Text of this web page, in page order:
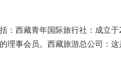
：西藏青年国际旅行社：成立
理事会员。西藏旅游总公司：